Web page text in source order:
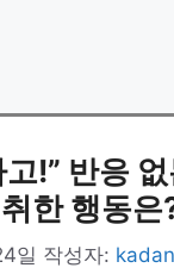
!” 반응
한 행동은
일 작성자: